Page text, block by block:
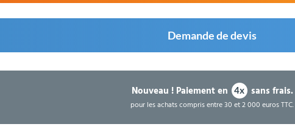
Demande de devis
Nouveau !Paiement en 4x sans frais.
pour les achats compris entre 30 et 2 000 euros TTC.